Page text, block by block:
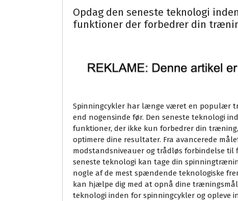
Opdag den seneste teknologi
funktioner der forbedrer din
Spinningcykler har længe været en populær
end nogensinde før. Den seneste teknologi
funktioner, der ikke kun forbedrer din
optimere dine resultater. Fra avancerede
modstandsniveauer og trådløs forbindelse til
seneste teknologi kan tage din
nogle af de mest spændende teknologiske
kan hjælpe dig med at opnå dine
teknologi inden for spinningcykler og opleve